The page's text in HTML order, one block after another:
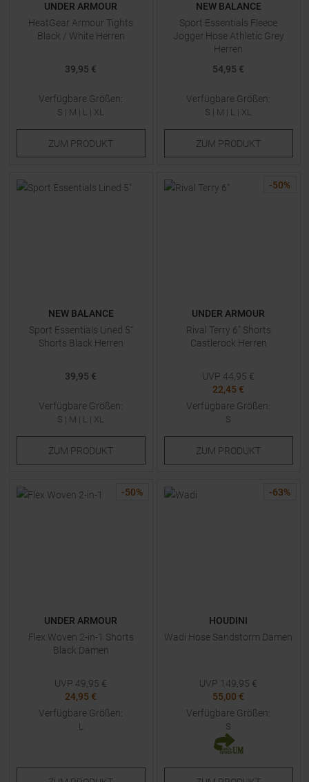
UNDER ARMOUR
HeatGear Armour Tights
Black / White Herren
39,95 €
Verfügbare Größen:
S | M | L | XL
ZUM PRODUKT
NEW BALANCE
Sport Essentials Fleece
Jogger Hose Athletic Grey
Herren
54,95 €
Verfügbare Größen:
S | M | L | XL
ZUM PRODUKT
NEW BALANCE
Sport Essentials Lined 5"
Shorts Black Herren
39,95 €
Verfügbare Größen:
S | M | L | XL
ZUM PRODUKT
-50%
UNDER ARMOUR
Rival Terry 6" Shorts
Castlerock Herren
UVP 44,95 €
22,45 €
Verfügbare Größen:
S
ZUM PRODUKT
-50%
UNDER ARMOUR
Flex Woven 2-in-1 Shorts
Black Damen
UVP 49,95 €
24,95 €
Verfügbare Größen:
L
-63%
HOUDINI
Wadi Hose Sandstorm Damen
UVP 149,95 €
55,00 €
Verfügbare Größen:
S